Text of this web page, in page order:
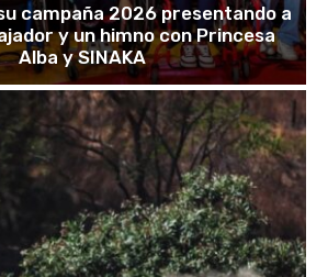
campaña 2026 presentando a
y un himno con Princesa
Alba y SINAKA